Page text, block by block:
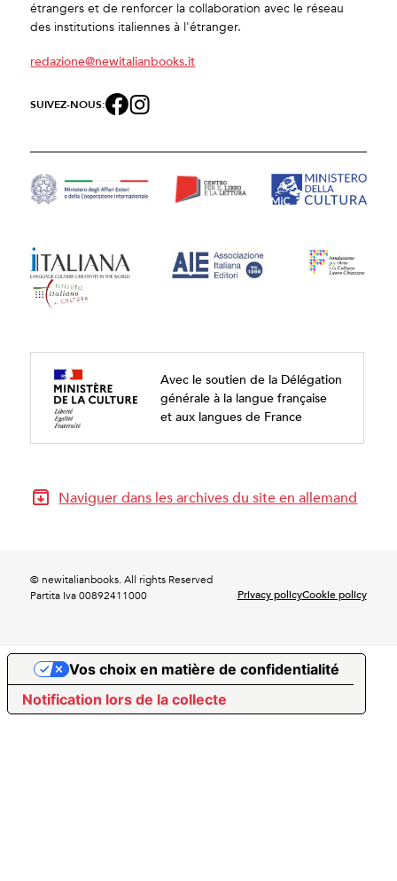
étrangers et de renforcer la collaboration avec le réseau
des institutions italiennes à l'étranger.
redazione@newitalianbooks.it
SUIVEZ-NOUS:
Avec le soutien de la Délégation
générale à la langue française
et aux langues de France
Naviguer dans les archives du site en allemand
© newitalianbooks. All rights Reserved
Partita Iva 00892411000
Privacy policyCookie policy
Notification lors de la collecte
Vos choix en matière de confidentialité